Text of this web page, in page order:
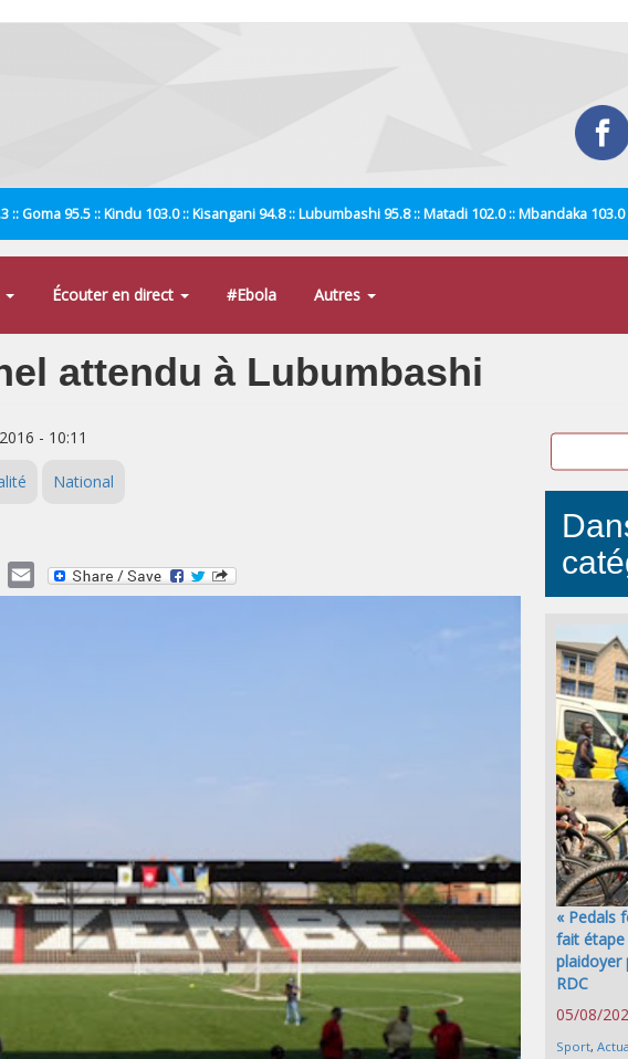
:: Goma 95.5 :: Kindu 103.0 :: Kisangani 94.8 :: Lubumbashi 95.8 :: Matadi 102.0 :: Mbandaka
Écouter en direct #Ebola Autres
attendu à Lubumbashi
- 10:11
National
Pinterest
Email
« Pedals
fait étape
plaidoyer
RDC
05/08/
Sport,